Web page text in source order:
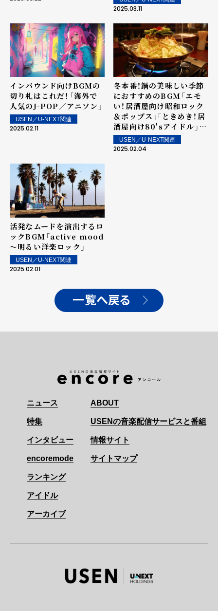
2025.03.11
インバウンド向けBGMの
切り札はこれだ！――「海外で
人気のJ-POP／アニソン」
USEN／U-NEXT関連
2025.02.11
冬本番！鍋の美味しい季節
におすすめのBGM――「エモ
い！居酒屋向け昭和ロック
＆ポップス」「ときめき！居
酒屋向け80'sアイドル」
「JAPANESE CITY
POP」
USEN／U-NEXT関連
2025.02.04
活発なムードを演出するロ
ックBGM――「active mood
～明るい洋楽ロック」
USEN／U-NEXT関連
2025.02.01
一覧へ戻る
ニュース
特集
インタビュー
encoremode
ランキング
アイドル
アーカイブ
ABOUT
USENの音楽配信サービスと番組
情報サイト
サイトマップ